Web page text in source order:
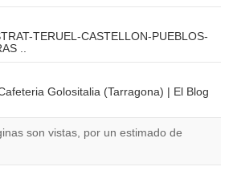
TERUEL-CASTELLON-PUEBLOS-
..
Golositalia (Tarragona) | El Blog
son vistas, por un estimado de